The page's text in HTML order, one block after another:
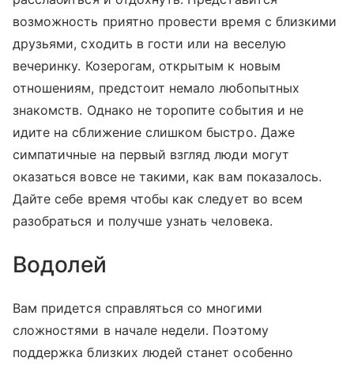
возможность приятно провести время с близкими
друзьями, сходить в гости или на веселую
вечеринку. Козерогам, открытым к новым
отношениям, предстоит немало любопытных
знакомств. Однако не торопите события и не
идите на сближение слишком быстро. Даже
симпатичные на первый взгляд люди могут
оказаться вовсе не такими, как вам показалось.
Дайте себе время чтобы как следует во всем
разобраться и получше узнать человека.
Водолей
Вам придется справляться со многими
сложностями в начале недели. Поэтому
поддержка близких людей станет особенно